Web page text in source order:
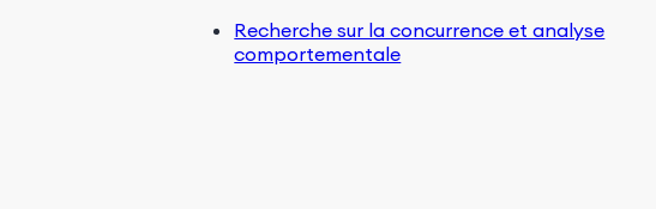
Recherche sur la concurrence et analyse
comportementale